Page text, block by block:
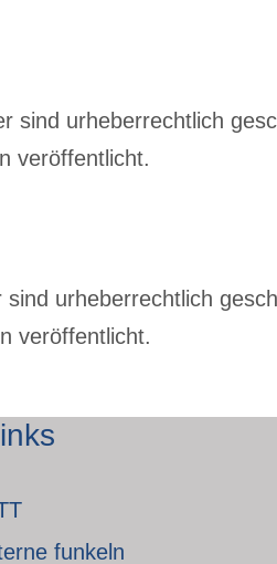
sind urheberrechtlich
veröffentlicht.
urheberrechtlich
veröffentlicht.
funkeln